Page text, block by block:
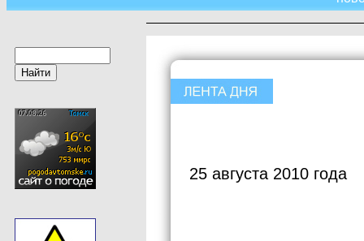
25 августа 2010 года